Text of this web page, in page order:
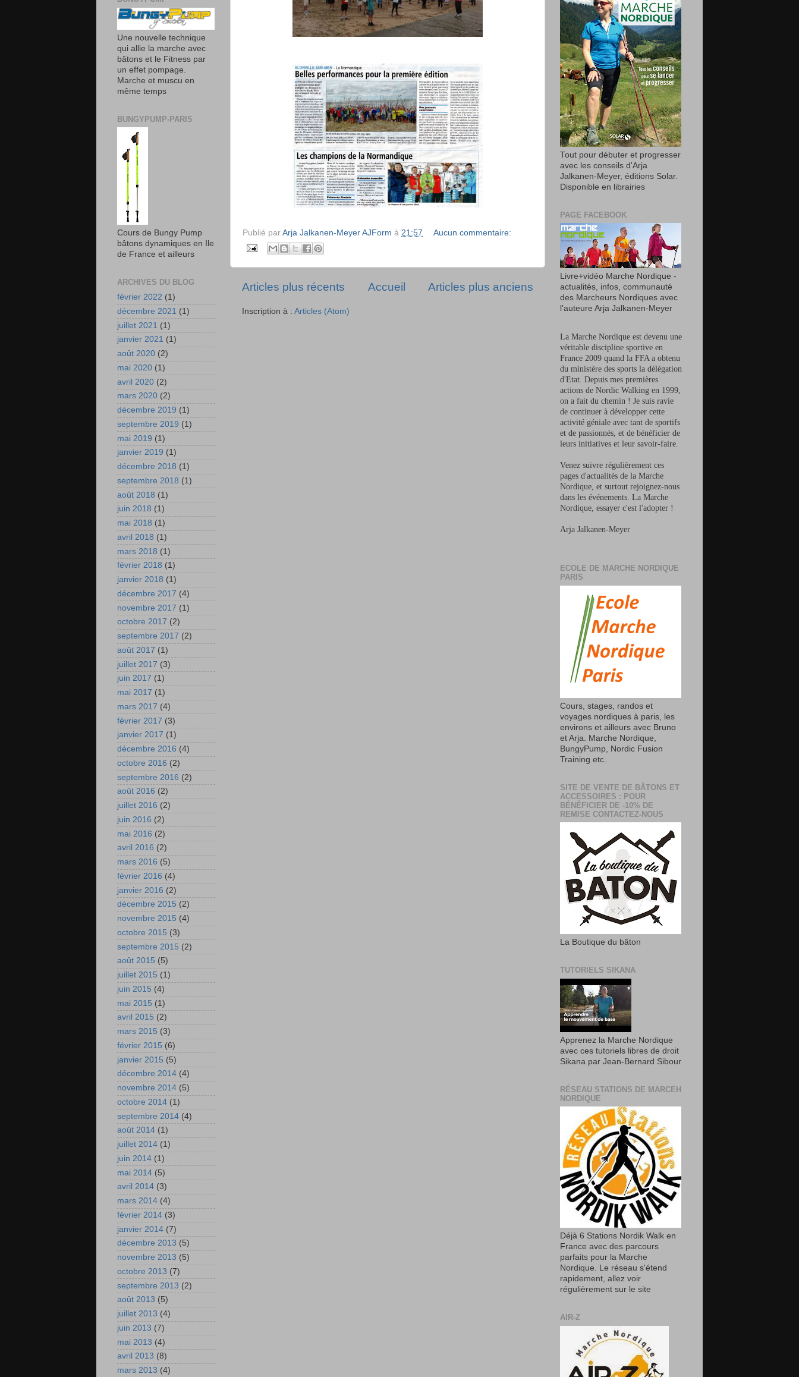
Publié par Arja Jalkanen-Meyer AJForm à 21:57 Aucun commentaire:
Articles plus récents Articles plus anciens
Accueil
Inscription à : Articles (Atom)
Une nouvelle technique
qui allie la marche avec
bâtons et le Fitness par
un effet pompage.
Marche et muscu en
même temps
BUNGYPUMP-PARIS
Cours de Bungy Pump
bâtons dynamiques en Ile
de France et ailleurs
ARCHIVES DU BLOG
février 2022 (1)
décembre 2021 (1)
juillet 2021 (1)
janvier 2021 (1)
août 2020 (2)
mai 2020 (1)
avril 2020 (2)
mars 2020 (2)
décembre 2019 (1)
septembre 2019 (1)
mai 2019 (1)
janvier 2019 (1)
décembre 2018 (1)
septembre 2018 (1)
août 2018 (1)
juin 2018 (1)
mai 2018 (1)
avril 2018 (1)
mars 2018 (1)
février 2018 (1)
janvier 2018 (1)
décembre 2017 (4)
novembre 2017 (1)
octobre 2017 (2)
septembre 2017 (2)
août 2017 (1)
juillet 2017 (3)
juin 2017 (1)
mai 2017 (1)
mars 2017 (4)
février 2017 (3)
janvier 2017 (1)
décembre 2016 (4)
octobre 2016 (2)
septembre 2016 (2)
août 2016 (2)
juillet 2016 (2)
juin 2016 (2)
mai 2016 (2)
avril 2016 (2)
mars 2016 (5)
février 2016 (4)
janvier 2016 (2)
décembre 2015 (2)
novembre 2015 (4)
octobre 2015 (3)
septembre 2015 (2)
août 2015 (5)
juillet 2015 (1)
juin 2015 (4)
mai 2015 (1)
avril 2015 (2)
mars 2015 (3)
février 2015 (6)
janvier 2015 (5)
décembre 2014 (4)
novembre 2014 (5)
octobre 2014 (1)
septembre 2014 (4)
août 2014 (1)
juillet 2014 (1)
juin 2014 (1)
mai 2014 (5)
avril 2014 (3)
mars 2014 (4)
février 2014 (3)
janvier 2014 (7)
décembre 2013 (5)
novembre 2013 (5)
octobre 2013 (7)
septembre 2013 (2)
août 2013 (5)
juillet 2013 (4)
juin 2013 (7)
mai 2013 (4)
avril 2013 (8)
mars 2013 (4)
Tout pour débuter et progresser
avec les conseils d'Arja
Jalkanen-Meyer, éditions Solar.
Disponible en librairies
PAGE FACEBOOK
Livre+vidéo Marche Nordique -
actualités, infos, communauté
des Marcheurs Nordiques avec
l'auteure Arja Jalkanen-Meyer
La Marche Nordique est devenu une
véritable discipline sportive en
France 2009 quand la FFA a obtenu
du ministère des sports la délégation
d'Etat. Depuis mes premières
actions de Nordic Walking en 1999,
on a fait du chemin ! Je suis ravie
de continuer à développer cette
activité géniale avec tant de sportifs
et de passionnés, et de bénéficier de
leurs initiatives et leur savoir-faire.
Venez suivre régulièrement ces
pages d'actualités de la Marche
Nordique, et surtout rejoignez-nous
dans les événements. La Marche
Nordique, essayer c'est l'adopter !
Arja Jalkanen-Meyer
ECOLE DE MARCHE NORDIQUE
PARIS
Cours, stages, randos et
voyages nordiques à paris, les
environs et ailleurs avec Bruno
et Arja. Marche Nordique,
BungyPump, Nordic Fusion
Training etc.
SITE DE VENTE DE BÂTONS ET
ACCESSOIRES : POUR
BÉNÉFICIER DE -10% DE
REMISE CONTACTEZ-NOUS
La Boutique du bâton
TUTORIELS SIKANA
Apprenez la Marche Nordique
avec ces tutoriels libres de droit
Sikana par Jean-Bernard Sibour
RÉSEAU STATIONS DE MARCEH
NORDIQUE
Déjà 6 Stations Nordik Walk en
France avec des parcours
parfaits pour la Marche
Nordique. Le réseau s'étend
rapidement, allez voir
régulièrement sur le site
AIR-Z